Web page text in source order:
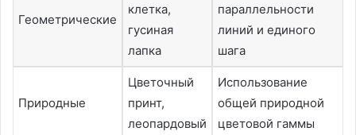
Геометрические
клетка,
гусиная
лапка
параллельности
линий и единого
шага
Природные
Цветочный
принт,
леопардовый
Использование
общей природной
цветовой гаммы